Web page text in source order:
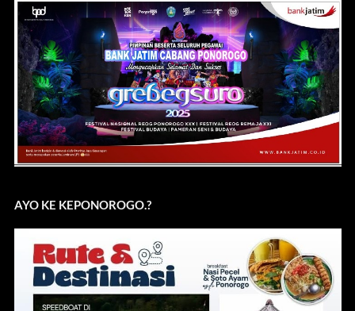
AYO KE KEPONOROGO.?